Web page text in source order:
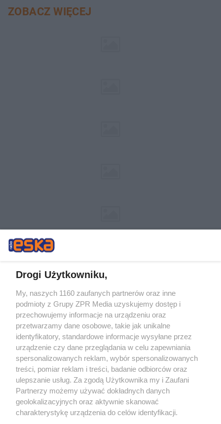
ZOBACZ WIĘCEJ
Żaden utwór zamieszczony w serwisie nie może być powielany i
rozpowszechniany lub dalej rozpowszechniany w jakikolwiek sposób (w
tym także elektroniczny lub mechaniczny) na jakimkolwiek polu
eksploatacji w jakiejkolwiek formie, włącznie z umieszczaniem w
Internecie bez pisemnej zgody właściciela praw. Jakiekolwiek użycie lub
wykorzystanie utworów w całości lub w części z naruszeniem prawa,
tzn. bez właściwej zgody, jest zabronione pod groźbą kary i może być
ścigane prawnie.
Drogi Użytkowniku,
My, naszych 1160 zaufanych partnerów oraz inne
podmioty z Grupy ZPR Media uzyskujemy dostęp i
przechowujemy informacje na urządzeniu oraz
przetwarzamy dane osobowe, takie jak unikalne
identyfikatory, standardowe informacje wysyłane przez
urządzenie czy dane przeglądania w celu zapewniania
spersonalizowanych reklam, wybór spersonalizowanych
treści, pomiar reklam i treści, badanie odbiorców oraz
ulepszanie usług. Za zgodą Użytkownika my i Zaufani
Partnerzy możemy używać dokładnych danych
geolokalizacyjnych oraz aktywnie skanować
charakterystykę urządzenia do celów identyfikacji.